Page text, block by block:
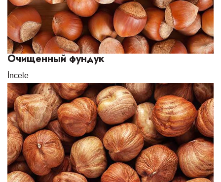
Очищенный фундук
İncele